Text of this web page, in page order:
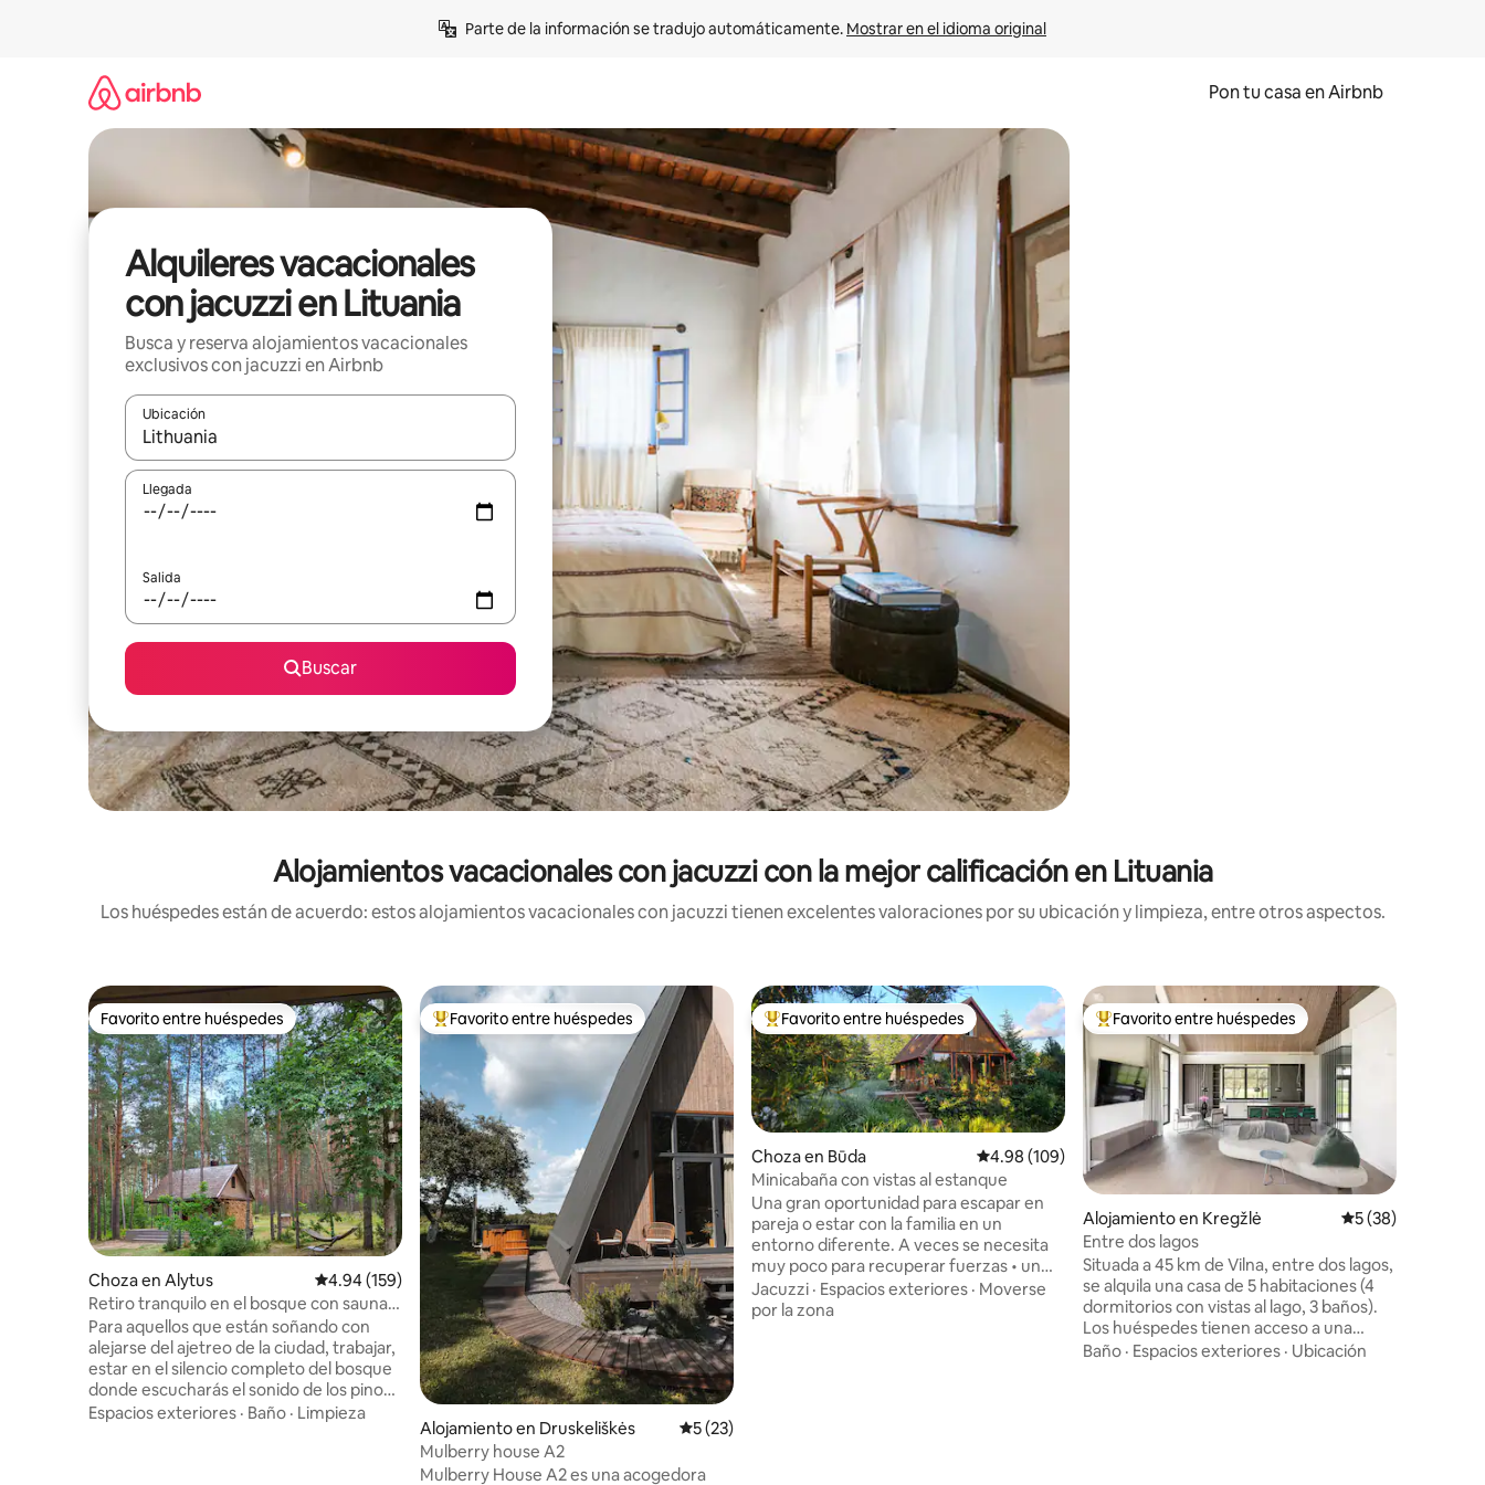
Parte de la información se tradujo automáticamente. Mostrar en el idioma original
Pon tu casa en Airbnb
Alquileres vacacionales
con jacuzzi en Lituania
Busca y reserva alojamientos vacacionales
exclusivos con jacuzzi en Airbnb
Ubicación
Cuando los resultados estén disponibles, navega con las teclas de flecha hacia arriba y hacia abajo o explora con el tacto o desliza el dedo.
Llegada
Salida
Buscar
Alojamientos vacacionales con jacuzzi con la mejor calificación en Lituania
Los huéspedes están de acuerdo: estos alojamientos vacacionales con jacuzzi tienen excelentes valoraciones por su ubicación y limpieza, entre otros aspectos.
Favorito entre huéspedes
Favorito entre huéspedes
Choza en Alytus Calificación promedio: 4.94 de 5, 159 reseñas
4.94 (159)
Retiro tranquilo en el bosque con sauna
de cedro y bañera de remojo
Para aquellos que están soñando con
alejarse del ajetreo de la ciudad, trabajar,
estar en el silencio completo del bosque
donde escucharás el sonido de los pinos,
el canto de los pájaros y el crepitar
Espacios exteriores · Baño · Limpieza
Favorito entre huéspedes preferido
Favorito entre huéspedes
Alojamiento en Druskeliškės Calificación promedio: 5 de 5, 23 reseñas
5 (23)
Mulberry house A2
Mulberry House A2 es una acogedora
Favorito entre huéspedes preferido
Favorito entre huéspedes
Choza en Būda Calificación promedio: 4.98 de 5, 109 reseñas
4.98 (109)
Minicabaña con vistas al estanque
Una gran oportunidad para escapar en
pareja o estar con la familia en un
entorno diferente. A veces se necesita
muy poco para recuperar fuerzas • un
entorno más tranquilo • paseos más
largos • por fin leer tu libro favorito.
Jacuzzi · Espacios exteriores · Moverse
por la zona
Favorito entre huéspedes preferido
Favorito entre huéspedes
Alojamiento en Kregžlė Calificación
5 (38)
Entre dos lagos
Situada a 45 km de Vilna, entre dos lagos,
se alquila una casa de 5 habitaciones (4
dormitorios con vistas al lago, 3 baños).
Los huéspedes tienen acceso a una
sauna, un jacuzzi, futbolín y tenis,
Baño · Espacios exteriores · Ubicación